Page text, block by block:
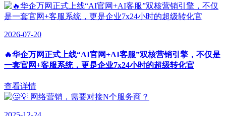
2026-07-20
🔥华企万网正式上线“AI官网+AI客服”双核营销引擎，不仅是
一套官网+客服系统，更是企业7x24小时的超级转化官
查看详情